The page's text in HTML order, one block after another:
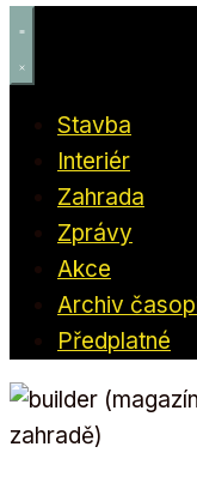
Stavba
Interiér
Zahrada
Zprávy
Akce
Archiv
Předplatné